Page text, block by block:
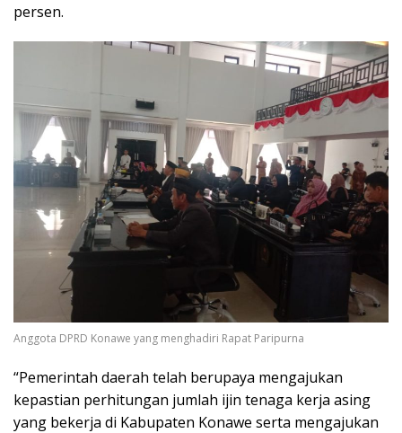
persen.
Anggota DPRD Konawe yang menghadiri Rapat Paripurna
“Pemerintah daerah telah berupaya mengajukan
kepastian perhitungan jumlah ijin tenaga kerja asing
yang bekerja di Kabupaten Konawe serta mengajukan